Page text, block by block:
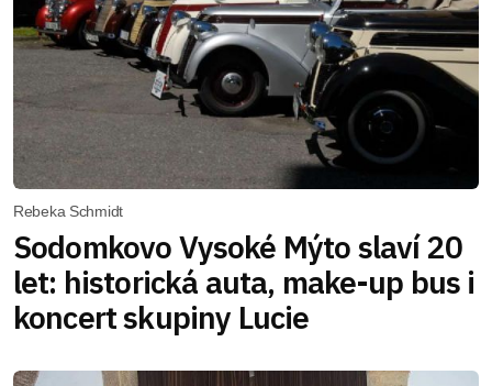
Rebeka Schmidt
Sodomkovo Vysoké Mýto slaví 20
let: historická auta, make-up bus i
koncert skupiny Lucie